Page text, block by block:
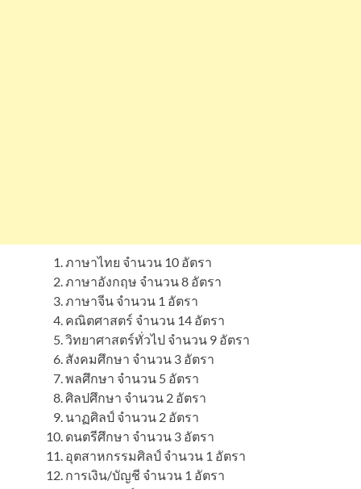
ภาษาไทย จำนวน 10 อัตรา
ภาษาอังกฤษ จำนวน 8 อัตรา
ภาษาจีน จำนวน 1 อัตรา
คณิตศาสตร์ จำนวน 14 อัตรา
วิทยาศาสตร์ทั่วไป จำนวน 9 อัตรา
สังคมศึกษา จำนวน 3 อัตรา
พลศึกษา จำนวน 5 อัตรา
ศิลปศึกษา จำนวน 2 อัตรา
นาฏศิลป์ จำนวน 2 อัตรา
ดนตรีศึกษา จำนวน 3 อัตรา
อุตสาหกรรมศิลป์ จำนวน 1 อัตรา
การเงิน/บัญชี จำนวน 1 อัตรา